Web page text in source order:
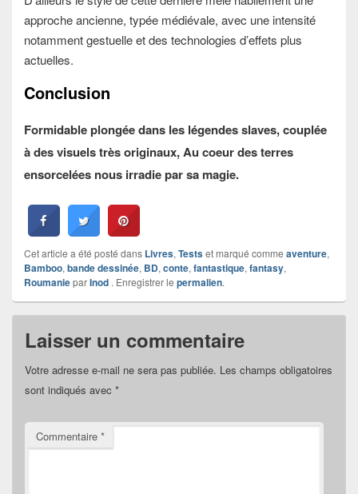
approche ancienne, typée médiévale, avec une intensité
notamment gestuelle et des technologies d’effets plus
actuelles.
Conclusion
Formidable plongée dans les légendes slaves, couplée
à des visuels très originaux, Au coeur des terres
ensorcelées nous irradie par sa magie.
Cet article a été posté dans Livres, Testset marqué comme aventure,
Bamboo, bande dessinée, BD, conte, fantastique, fantasy,
RoumanieparInod . Enregistrer le permalien.
Laisser un commentaire
Votre adresse e-mail ne sera pas publiée. Les champs obligatoires
sont indiqués avec *
Commentaire *